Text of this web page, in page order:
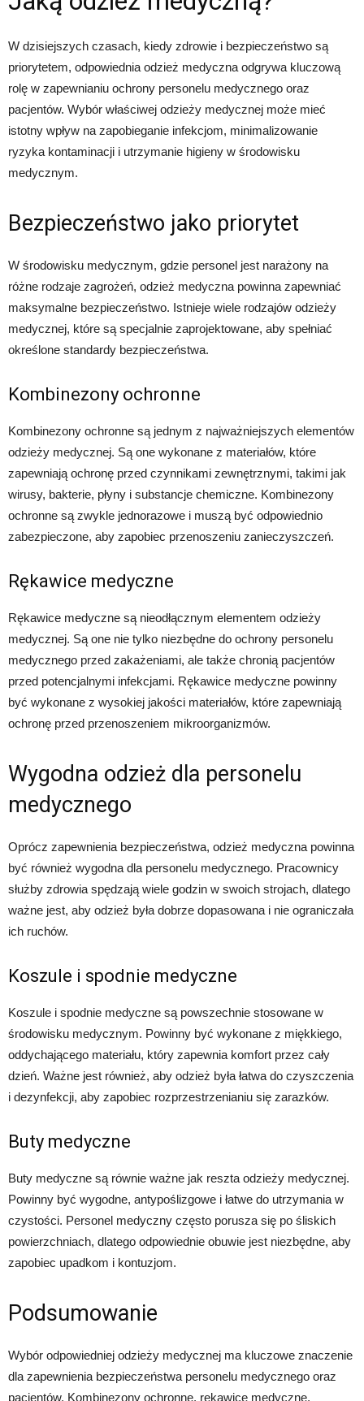
W dzisiejszych czasach, kiedy zdrowie i bezpieczeństwo są
priorytetem, odpowiednia odzież medyczna odgrywa kluczową
rolę w zapewnianiu ochrony personelu medycznego oraz
pacjentów. Wybór właściwej odzieży medycznej może mieć
istotny wpływ na zapobieganie infekcjom, minimalizowanie
ryzyka kontaminacji i utrzymanie higieny w środowisku
medycznym.
Bezpieczeństwo jako priorytet
W środowisku medycznym, gdzie personel jest narażony na
różne rodzaje zagrożeń, odzież medyczna powinna zapewniać
maksymalne bezpieczeństwo. Istnieje wiele rodzajów odzieży
medycznej, które są specjalnie zaprojektowane, aby spełniać
określone standardy bezpieczeństwa.
Kombinezony ochronne
Kombinezony ochronne są jednym z najważniejszych elementów
odzieży medycznej. Są one wykonane z materiałów, które
zapewniają ochronę przed czynnikami zewnętrznymi, takimi jak
wirusy, bakterie, płyny i substancje chemiczne. Kombinezony
ochronne są zwykle jednorazowe i muszą być odpowiednio
zabezpieczone, aby zapobiec przenoszeniu zanieczyszczeń.
Rękawice medyczne
Rękawice medyczne są nieodłącznym elementem odzieży
medycznej. Są one nie tylko niezbędne do ochrony personelu
medycznego przed zakażeniami, ale także chronią pacjentów
przed potencjalnymi infekcjami. Rękawice medyczne powinny
być wykonane z wysokiej jakości materiałów, które zapewniają
ochronę przed przenoszeniem mikroorganizmów.
Wygodna odzież dla personelu
medycznego
Oprócz zapewnienia bezpieczeństwa, odzież medyczna powinna
być również wygodna dla personelu medycznego. Pracownicy
służby zdrowia spędzają wiele godzin w swoich strojach, dlatego
ważne jest, aby odzież była dobrze dopasowana i nie ograniczała
ich ruchów.
Koszule i spodnie medyczne
Koszule i spodnie medyczne są powszechnie stosowane w
środowisku medycznym. Powinny być wykonane z miękkiego,
oddychającego materiału, który zapewnia komfort przez cały
dzień. Ważne jest również, aby odzież była łatwa do czyszczenia
i dezynfekcji, aby zapobiec rozprzestrzenianiu się zarazków.
Buty medyczne
Buty medyczne są równie ważne jak reszta odzieży medycznej.
Powinny być wygodne, antypoślizgowe i łatwe do utrzymania w
czystości. Personel medyczny często porusza się po śliskich
powierzchniach, dlatego odpowiednie obuwie jest niezbędne, aby
zapobiec upadkom i kontuzjom.
Podsumowanie
Wybór odpowiedniej odzieży medycznej ma kluczowe znaczenie
dla zapewnienia bezpieczeństwa personelu medycznego oraz
pacjentów. Kombinezony ochronne, rękawice medyczne,